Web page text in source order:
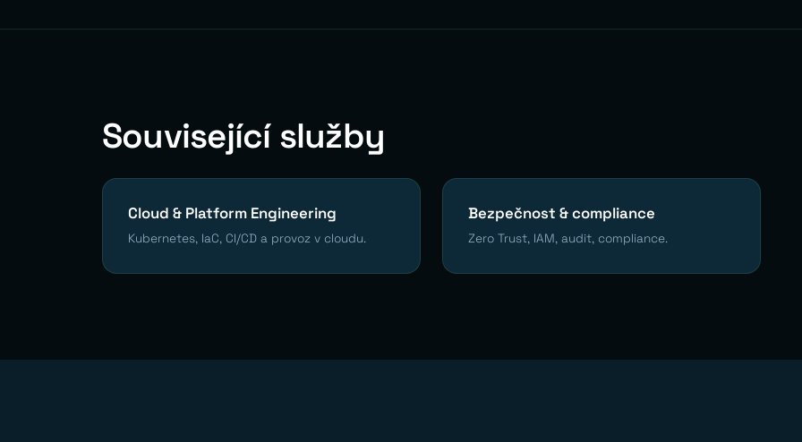
Související služby
Cloud & Platform Engineering
Kubernetes, IaC, CI/CD a provoz v cloudu.
Bezpečnost & compliance
Zero Trust, IAM, audit, compliance.